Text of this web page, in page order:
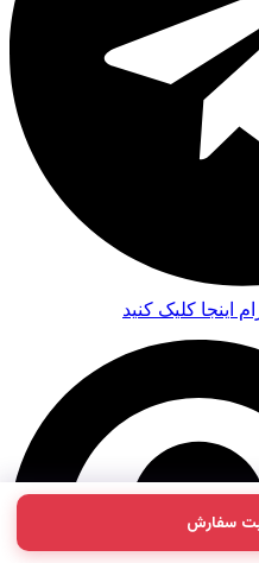
سفارش
اینجا کلیک کنید